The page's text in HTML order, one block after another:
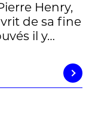
Henry,
de sa fine
il y…